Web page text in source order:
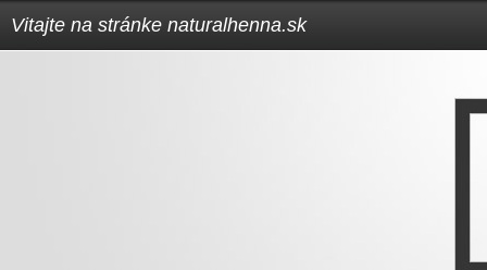
Vitajte na stránke naturalhenna.sk